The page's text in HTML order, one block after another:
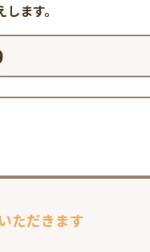
ます。
ただきます